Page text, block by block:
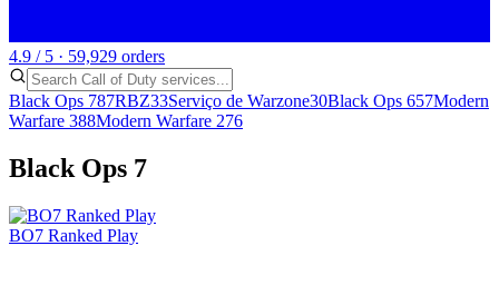
4.9 / 5 · 59,929 orders
Black Ops 787RBZ33Serviço de Warzone30Black Ops 657Modern
Warfare 388Modern Warfare 276
Black Ops 7
BO7 Ranked Play